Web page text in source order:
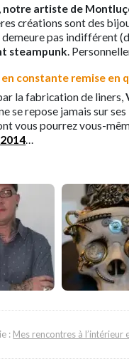
notre artiste de
créations sont des
demeure pas indifférent
steampunk.
constante remise en
la fabrication de liners,
se repose jamais sur
vous pourrez vous-
…
: Mes rencontres à